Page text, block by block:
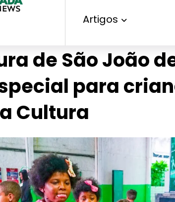
Artigos
Casa Da Cultura
7 De Novembro De 2025
de São João
para
Cultura